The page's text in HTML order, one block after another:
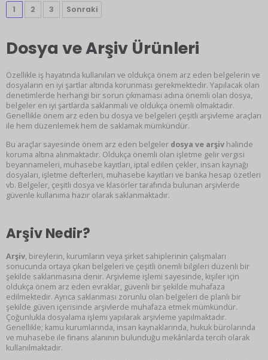
1 2 3 Sonraki
Dosya ve Arşiv Ürünleri
Özellikle iş hayatında kullanılan ve oldukça önem arz eden belgelerin ve
dosyaların en iyi şartlar altında korunması gerekmektedir. Yapılacak olan
denetimlerde herhangi bir sorun çıkmaması adına önemli olan dosya,
belgeler en iyi şartlarda saklanmalı ve oldukça önemli olmaktadır.
Genellikle önem arz eden bu dosya ve belgeleri çeşitli arşivleme araçları
ile hem düzenlemek hem de saklamak mümkündür.
Bu araçlar sayesinde önem arz eden belgeler dosya ve arşiv halinde
koruma altına alınmaktadır. Oldukça önemli olan işletme gelir vergisi
beyannameleri, muhasebe kayıtları, iptal edilen çekler, insan kaynağı
dosyaları, işletme defterleri, muhasebe kayıtları ve banka hesap özetleri
vb. Belgeler, çeşitli dosya ve klasörler tarafında bulunan arşivlerde
güvenle kullanıma hazır olarak saklanmaktadır.
Arşiv Nedir?
Arşiv, bireylerin, kurumların veya şirket sahiplerinin çalışmaları
sonucunda ortaya çıkan belgeleri ve çeşitli önemli bilgileri düzenli bir
şekilde saklanmasına denir. Arşivleme işlemi sayesinde, kişiler için
oldukça önem arz eden evraklar, güvenli bir şekilde muhafaza
edilmektedir. Ayrıca saklanması zorunlu olan belgeleri de planlı bir
şekilde güven içerisinde arşivlerde muhafaza etmek mümkündür.
Çoğunlukla dosyalama işlemi yapılarak arşivleme yapılmaktadır.
Genellikle; kamu kurumlarında, insan kaynaklarında, hukuk bürolarında
ve muhasebe ile finans alanının bulunduğu mekânlarda tercih olarak
kullanılmaktadır.